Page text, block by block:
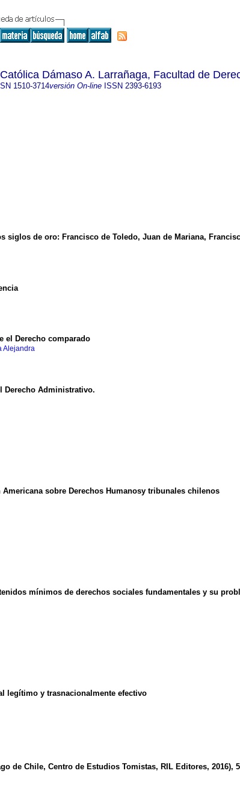
Dámaso A. Larrañaga, Facultad de
1510-3714versión On-lineISSN 2393-6193
de oro: Francisco de Toledo, Juan de Mariana,
el Derecho comparado
Alejandra
Derecho Administrativo.
sobre Derechos Humanosy tribunales chilenos
mínimos de derechos sociales fundamentales y su
legítimo y trasnacionalmente efectivo
de Chile, Centro de Estudios Tomistas, RIL Editores, 2016),